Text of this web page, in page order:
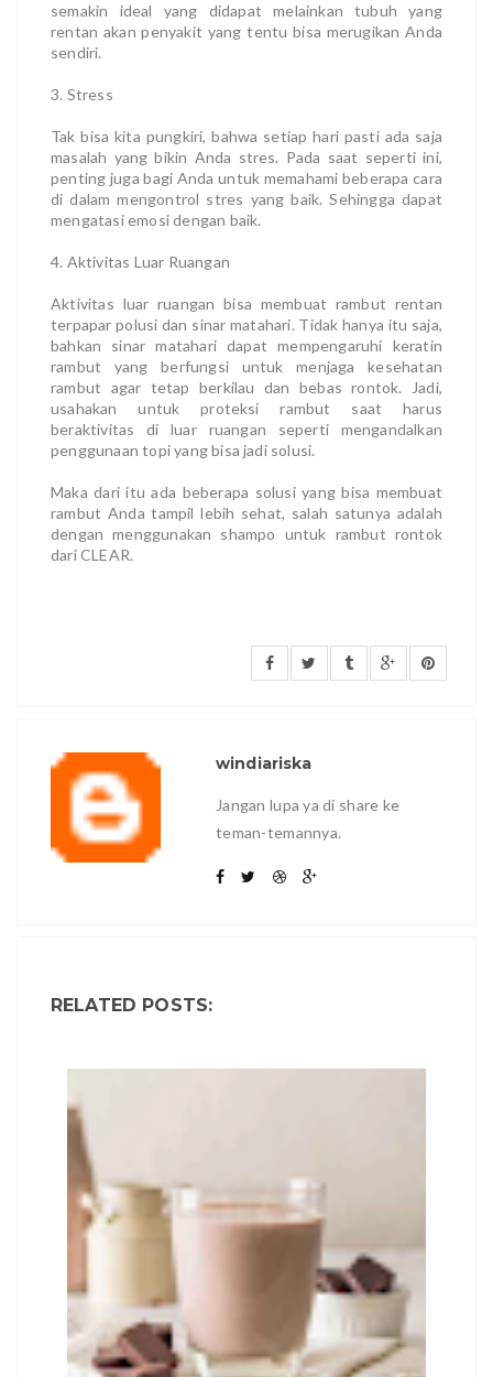
semakin ideal yang didapat melainkan tubuh yang
rentan akan penyakit yang tentu bisa merugikan Anda
sendiri.
3. Stress
Tak bisa kita pungkiri, bahwa setiap hari pasti ada saja
masalah yang bikin Anda stres. Pada saat seperti ini,
penting juga bagi Anda untuk memahami beberapa cara
di dalam mengontrol stres yang baik. Sehingga dapat
mengatasi emosi dengan baik.
4. Aktivitas Luar Ruangan
Aktivitas luar ruangan bisa membuat rambut rentan
terpapar polusi dan sinar matahari. Tidak hanya itu saja,
bahkan sinar matahari dapat mempengaruhi keratin
rambut yang berfungsi untuk menjaga kesehatan
rambut agar tetap berkilau dan bebas rontok. Jadi,
usahakan untuk proteksi rambut saat harus
beraktivitas di luar ruangan seperti mengandalkan
penggunaan topi yang bisa jadi solusi.
Maka dari itu ada beberapa solusi yang bisa membuat
rambut Anda tampil lebih sehat, salah satunya adalah
dengan menggunakan shampo untuk rambut rontok
dari CLEAR.
windiariska
Jangan lupa ya di share ke
teman-temannya.
RELATED POSTS: